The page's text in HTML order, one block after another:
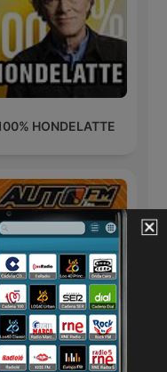
HONDELATTE
Programa del
Motor y Coches.